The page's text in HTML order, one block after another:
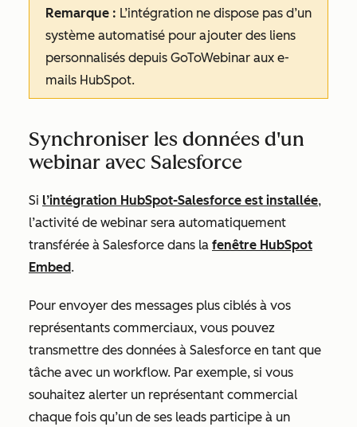
Remarque : L’intégration ne dispose pas d’un
système automatisé pour ajouter des liens
personnalisés depuis GoToWebinar aux e-
mails HubSpot.
Synchroniser les données d'un
webinar avec Salesforce
Si l’intégration HubSpot-Salesforce est installée,
l’activité de webinar sera automatiquement
transférée à Salesforce dans la fenêtre HubSpot
Embed.
Pour envoyer des messages plus ciblés à vos
représentants commerciaux, vous pouvez
transmettre des données à Salesforce en tant que
tâche avec un workflow. Par exemple, si vous
souhaitez alerter un représentant commercial
chaque fois qu’un de ses leads participe à un